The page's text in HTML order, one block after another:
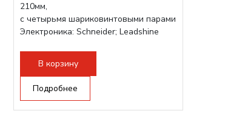
210мм,
с четырьмя шариковинтовыми парами
Электроника: Schneider; Leadshine
В корзину
Подробнее